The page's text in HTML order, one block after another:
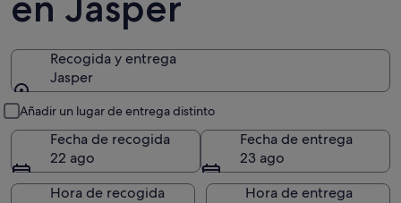
Recogida y entrega
Jasper
Añadir un lugar de entrega distinto
Fecha de recogida
22 ago
Fecha de entrega
23 ago
Hora de recogida
Hora de entrega